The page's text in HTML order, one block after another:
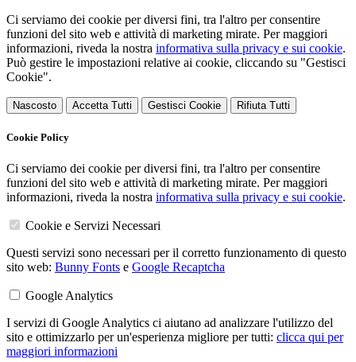
Ci serviamo dei cookie per diversi fini, tra l'altro per consentire
funzioni del sito web e attività di marketing mirate. Per maggiori
informazioni, riveda la nostra informativa sulla privacy e sui cookie.
Può gestire le impostazioni relative ai cookie, cliccando su "Gestisci
Cookie".
Nascosto Accetta Tutti Gestisci Cookie Rifiuta Tutti
Cookie Policy
Ci serviamo dei cookie per diversi fini, tra l'altro per consentire
funzioni del sito web e attività di marketing mirate. Per maggiori
informazioni, riveda la nostra informativa sulla privacy e sui cookie.
Cookie e Servizi Necessari
Questi servizi sono necessari per il corretto funzionamento di questo
sito web: Bunny Fonts e Google Recaptcha
Google Analytics
I servizi di Google Analytics ci aiutano ad analizzare l'utilizzo del
sito e ottimizzarlo per un'esperienza migliore per tutti: clicca qui per
maggiori informazioni